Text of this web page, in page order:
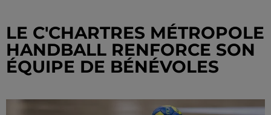
LE C'CHARTRES MÉTROPOLE
HANDBALL RENFORCE SON
ÉQUIPE DE BÉNÉVOLES